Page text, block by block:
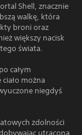
Shell, znacznie
walkę, która
broni oraz
większy nacisk
świata.
całym
można
niegdyś
zdolności
utraconą